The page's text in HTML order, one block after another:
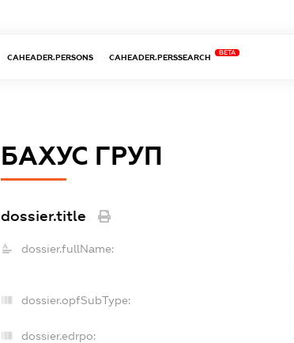
CAHEADER.PERSONS CAHEADER.PERSSEARCH
BETA
БАХУС ГРУП
dossier.title
dossier.fullName:
dossier.opfSubType:
dossier.edrpo: